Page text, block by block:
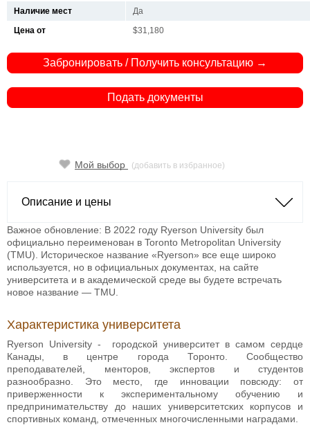
Наличие мест
Да
Цена от
$31,180
Забронировать / Получить консультацию →
Подать документы
Мой выбор (добавить в избранное)
Описание и цены
Важное обновление: В 2022 году Ryerson University был
официально переименован в Toronto Metropolitan University
(TMU). Историческое название «Ryerson» все еще широко
используется, но в официальных документах, на сайте
университета и в академической среде вы будете встречать
новое название — TMU.
Характеристика университета
Ryerson University - городской университет в самом сердце
Канады, в центре города Торонто. Сообщество
преподавателей, менторов, экспертов и студентов
разнообразно. Это место, где инновации повсюду: от
приверженности к экспериментальному обучению и
предпринимательству до наших университетских корпусов и
спортивных команд, отмеченных многочисленными наградами.